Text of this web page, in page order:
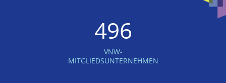
496
VNW-
MITGLIEDSUNTERNEHMEN